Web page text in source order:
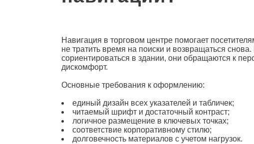
Навигация в торговом центрепомогает
не тратить время на поиски и возвращаться снова.
сориентироваться в здании, они обращаются к
дискомфорт.
Основные требования к оформлению:
единый дизайн всех указателей и табличек;
читаемый шрифт и достаточный контраст;
логичное размещение в ключевых точках;
соответствие корпоративному стилю;
долговечность материалов с учетом нагрузок.